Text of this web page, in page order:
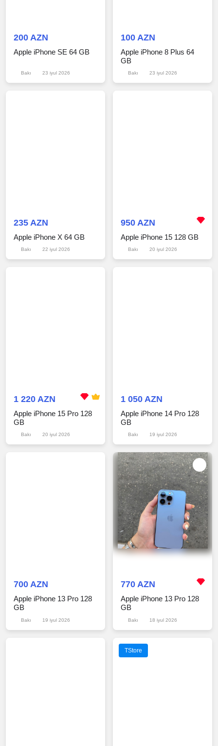
200 AZN
Apple iPhone SE 64 GB
100 AZN
Apple iPhone 8 Plus 64
GB
235 AZN
Apple iPhone X 64 GB
950 AZN
Apple iPhone 15 128 GB
1 220 AZN
Apple iPhone 15 Pro 128
GB
1 050 AZN
Apple iPhone 14 Pro 128
GB
700 AZN
Apple iPhone 13 Pro 128
GB
770 AZN
Apple iPhone 13 Pro 128
GB
TStore